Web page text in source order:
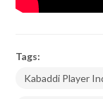
Tags:
Kabaddi Player